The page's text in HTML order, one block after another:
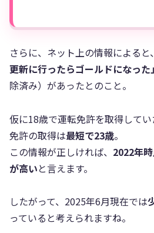
さらに、ネット上の情報によると、
更新に行ったらゴールドになっ
除済み）があったとのこと。
仮に18歳で運転免許を取得して
免許の取得は最短で23歳。
この情報が正しければ、 2022年
が高いと言えます。
したがって、2025年6月現在では
っていると考えられますね。